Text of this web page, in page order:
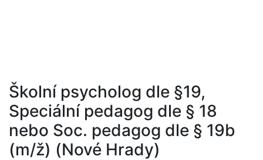
Školní psycholog dle §19,
Speciální pedagog dle § 18
nebo Soc. pedagog dle § 19b
(m/ž) (Nové Hrady)